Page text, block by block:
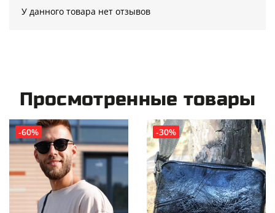
У данного товара нет отзывов
Просмотренные товары
-60% -30%